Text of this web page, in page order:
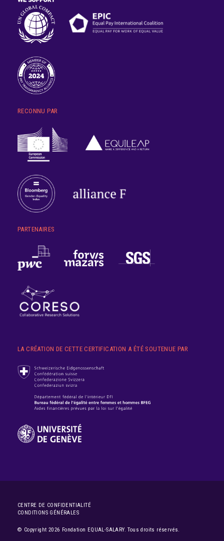
RECONNU PAR
PARTENAIRES
LA CRÉATION DE CETTE CERTIFICATION A ÉTÉ SOUTENUE PAR
CENTRE DE CONFIDENTIALITÉ
CONDITIONS GÉNÉRALES
© Copyright 2026 Fondation EQUAL-SALARY. Tous droits réservés.